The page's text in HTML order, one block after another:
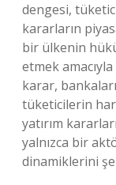
dengesi,
kararların
bir ülkenin
etmek
karar,
tüketicilerin
yatırım
yalnızca bir
dinamiklerini